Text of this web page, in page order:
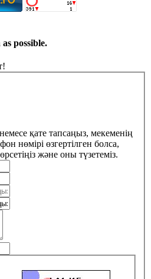
possible.
қате тапсаңыз, мекеменің
нөмірі өзгертілген болса,
және оны түзетеміз.